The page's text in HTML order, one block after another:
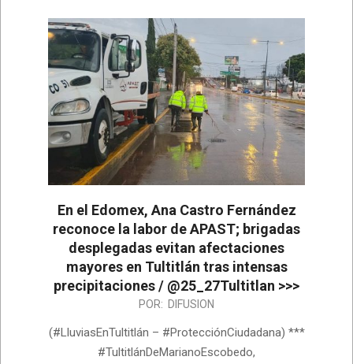
En el Edomex, Ana Castro Fernández
reconoce la labor de APAST; brigadas
desplegadas evitan afectaciones
mayores en Tultitlán tras intensas
precipitaciones / @25_27Tultitlan >>>
06-
16
POR: DIFUSION
(#LluviasEnTultitlán – #ProtecciónCiudadana) ***
#TultitlánDeMarianoEscobedo,